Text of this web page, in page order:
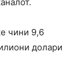
чини 9,6
долари